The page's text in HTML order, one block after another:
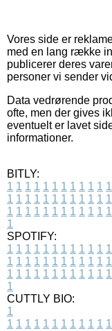
Vores side er
med en lang række
publicerer deres
personer vi sender
Data vedrørende
ofte, men der gives
eventuelt er lavet
informationer.
BITLY:
1 1 1 1 1 1 1 1 1 1 1 1
1 1 1 1 1 1 1 1 1 1 1 1
1 1 1 1 1 1 1 1 1 1 1 1
1
SPOTIFY:
1 1 1 1 1 1 1 1 1 1 1 1
1 1 1 1 1 1 1 1 1 1 1 1
1 1 1 1 1 1 1 1 1 1 1 1
1
CUTTLY BIO:
1
1 1 1 1 1 1 1 1 1 1 1 1